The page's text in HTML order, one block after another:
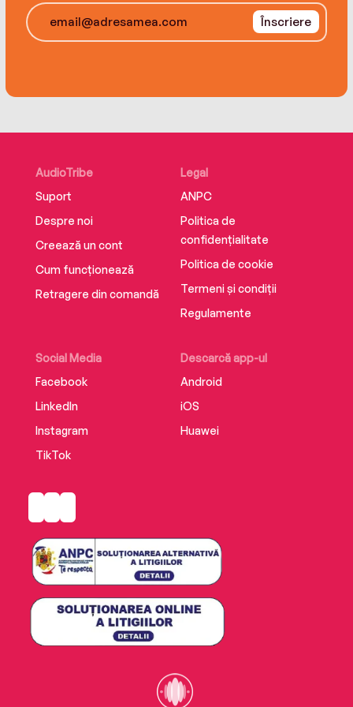
Înscriere
AudioTribe
Suport
Despre noi
Creează un cont
Cum funcționează
Retragere din comandă
Social Media
Facebook
LinkedIn
Instagram
TikTok
Descarcă app-ul
Android
iOS
Huawei
Legal
ANPC
Politica de
confidențialitate
Politica de cookie
Termeni și condiții
Regulamente